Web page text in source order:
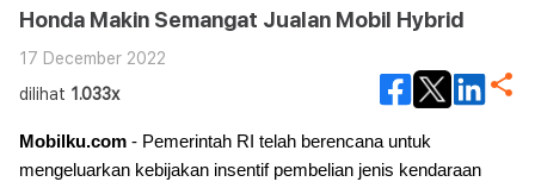
Honda Makin Semangat Jualan Mobil Hybrid
17 December 2022
dilihat 1.033x
Mobilku.com - Pemerintah RI telah berencana untuk
mengeluarkan kebijakan insentif pembelian jenis kendaraan